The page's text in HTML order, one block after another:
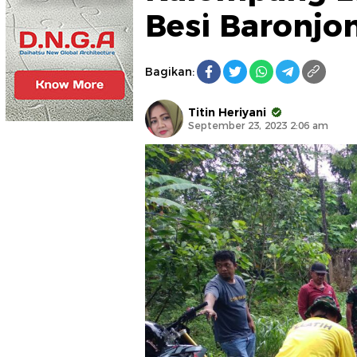
Besi
Bagikan:
Titin Heriyani
September 23, 2023 2:06 am